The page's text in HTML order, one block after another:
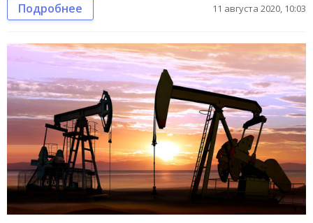
Подробнее 11 августа 2020, 10:03